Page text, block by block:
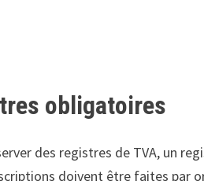
obligatoires
des registres de TVA, un
doivent être faites par